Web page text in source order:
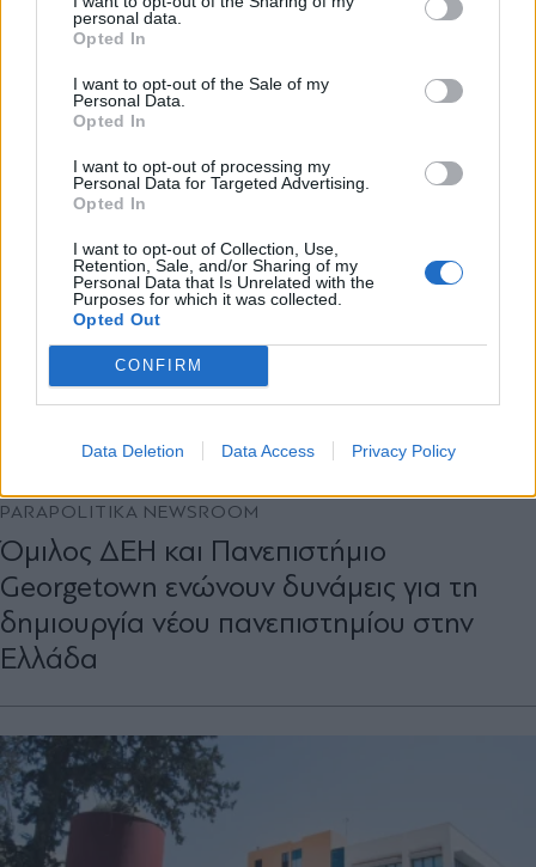
personal data.
Opted In
I want to opt-out of the Sale of my
Personal Data.
Opted In
I want to opt-out of processing my
Personal Data for Targeted Advertising.
Opted In
I want to opt-out of Collection, Use,
Retention, Sale, and/or Sharing of my
Personal Data that Is Unrelated with the
Purposes for which it was collected.
Opted Out
CONFIRM
Data Deletion Data Access Privacy Policy
τις φλέβες του στην εστία του
Πανεπιστημίου
PARAPOLITIKA NEWSROOM
Όμιλος ΔΕΗ και Πανεπιστήμιο
Georgetown ενώνουν δυνάμεις για τη
δημιουργία νέου πανεπιστημίου στην
Ελλάδα
Αποδέχομαι τους
και την πολιτική απορρήτου
X